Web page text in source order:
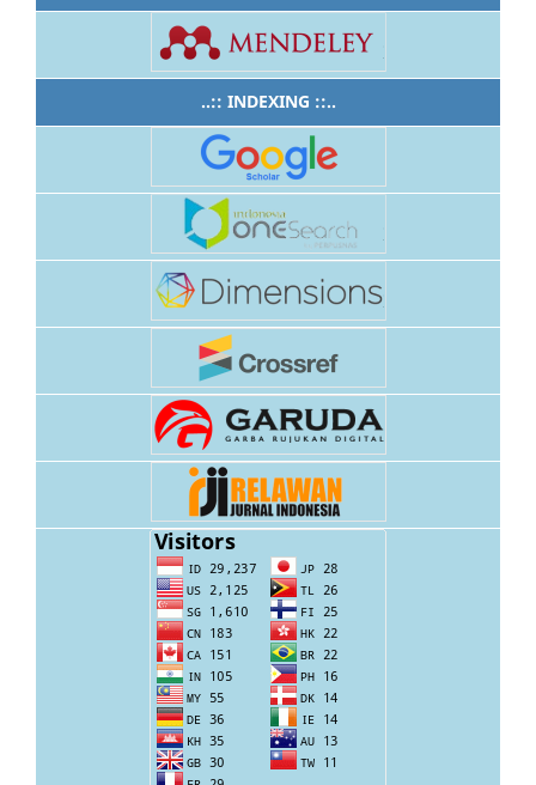
..:: INDEXING ::..